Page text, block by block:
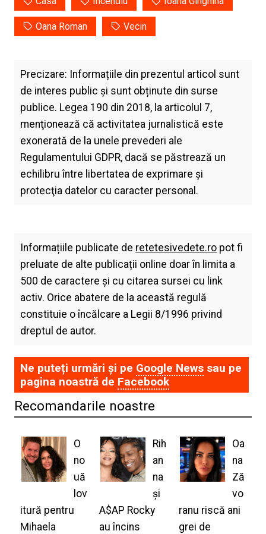
Oana Roman Vecin
Precizare: Informațiile din prezentul articol sunt
de interes public și sunt obținute din surse
publice. Legea 190 din 2018, la articolul 7,
menţionează că activitatea jurnalistică este
exonerată de la unele prevederi ale
Regulamentului GDPR, dacă se păstrează un
echilibru între libertatea de exprimare şi
protecţia datelor cu caracter personal.
Informațiile publicate de retetesivedete.ropot fi
preluate de alte publicații online doar în limita a
500 de caractere și cu citarea sursei cu link
activ. Orice abatere de la această regulă
constituie o încălcare a Legii 8/1996 privind
dreptul de autor.
Ne puteți urmări și pe Google Newssau pe
pagina noastră de Facebook
Recomandarile noastre
O
no
uă
lov
itură pentru
Mihaela
Rih
an
na
și
A$AP Rocky
au încins
Oa
na
Ză
vo
ranu riscă ani
grei de